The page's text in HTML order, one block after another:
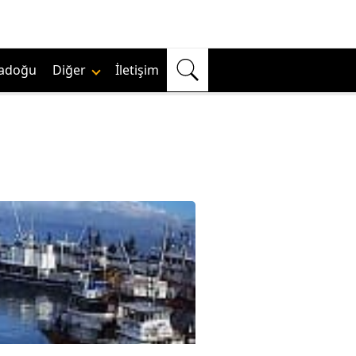
Diğer İletişim